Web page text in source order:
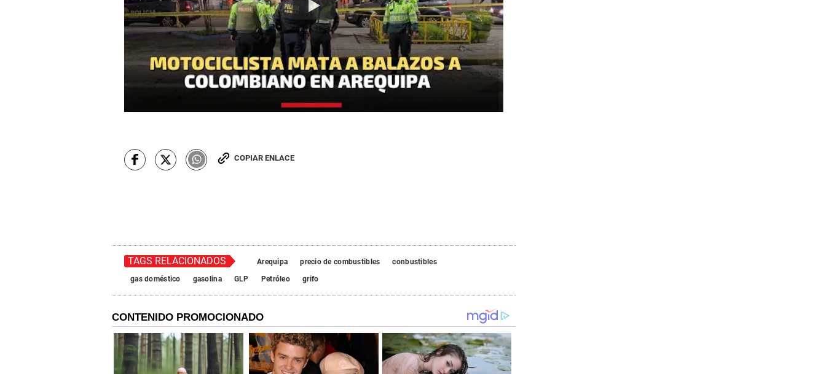
COPIAR ENLACE
TAGS RELACIONADOS Arequipa precio de combustibles
conbustibles
gas doméstico
gasolina GLP Petróleo grifo